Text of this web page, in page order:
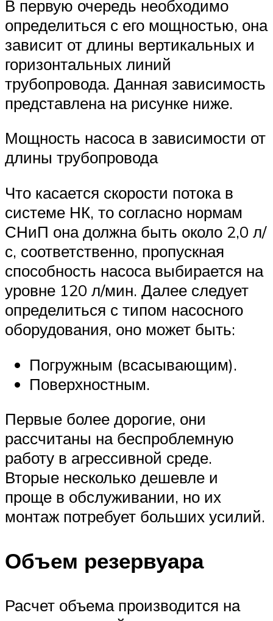
В первую очередь необходимо
определиться с его мощностью, она
зависит от длины вертикальных и
горизонтальных линий
трубопровода. Данная зависимость
представлена на рисунке ниже.
Мощность насоса в зависимости от
длины трубопровода
Что касается скорости потока в
системе НК, то согласно нормам
СНиП она должна быть около 2,0 л/
с, соответственно, пропускная
способность насоса выбирается на
уровне 120 л/мин. Далее следует
определиться с типом насосного
оборудования, оно может быть:
Погружным (всасывающим).
Поверхностным.
Первые более дорогие, они
рассчитаны на беспроблемную
работу в агрессивной среде.
Вторые несколько дешевле и
проще в обслуживании, но их
монтаж потребует больших усилий.
Объем резервуара
Расчет объема производится на